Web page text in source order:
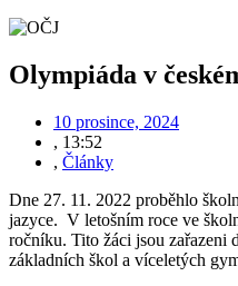
Olympiáda v
10 prosince, 2024
, 13:52
, Články
Dne 27. 11. 2022 proběhlo
jazyce. V letošním roce ve
ročníku. Tito žáci jsou zařazeni
základních škol a víceletých